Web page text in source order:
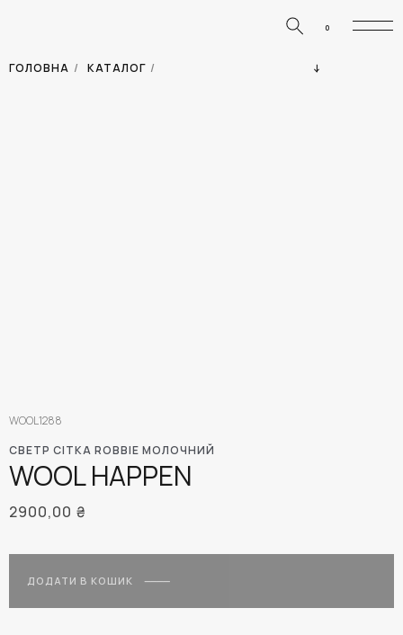
0
ГОЛОВНА / КАТАЛОГ /
СВЕТР СІТКА ROBBIE МОЛОЧНИЙ
WOOL HAPPEN
WOOL1288
2900,00 ₴
ДОДАТИ В КОШИК